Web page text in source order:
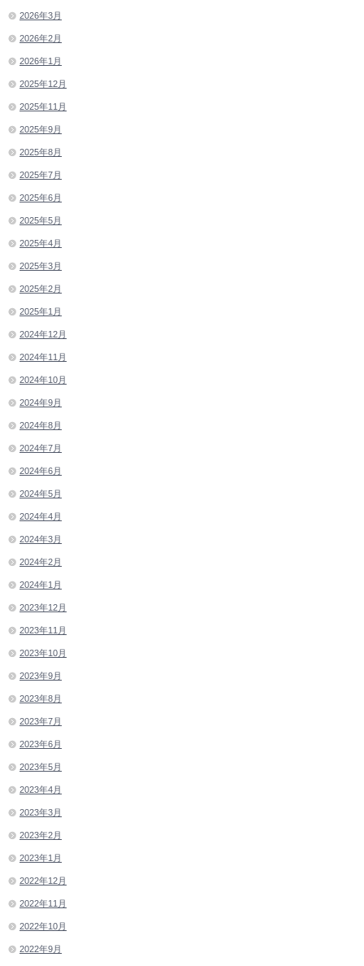
2026年3月
2026年2月
2026年1月
2025年12月
2025年11月
2025年9月
2025年8月
2025年7月
2025年6月
2025年5月
2025年4月
2025年3月
2025年2月
2025年1月
2024年12月
2024年11月
2024年10月
2024年9月
2024年8月
2024年7月
2024年6月
2024年5月
2024年4月
2024年3月
2024年2月
2024年1月
2023年12月
2023年11月
2023年10月
2023年9月
2023年8月
2023年7月
2023年6月
2023年5月
2023年4月
2023年3月
2023年2月
2023年1月
2022年12月
2022年11月
2022年10月
2022年9月